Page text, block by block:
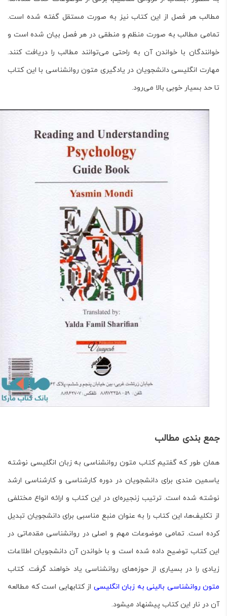
مطالب هر فصل از این کتاب نیز به صورت مستقل گفته شده است.
تمامی مطالب به صورت منظم و منطقی در هر فصل بیان شده است و
خوانندگان با خواندن آن به راحتی می‌توانند مطالب را دریافت کنند.
مهارت انگلیسی دانشجویان در یادگیری متون روانشناسی با این کتاب
تا حد بسیار خوبی بالا می‌رود.
جمع بندی مطالب
همان طور که گفتیم کتاب متون روانشناسی به زبان انگلیسی نوشته
یاسمین مندی برای دانشجویان در دوره کارشناسی و کارشناسی ارشد
نوشته شده است. ترتیب زنجیره‌ای در این کتاب و ارائه انواع مختلفی
از تکلیف‌ها، این کتاب را به عنوان منبع مناسبی برای دانشجویان تبدیل
کرده است. تمامی موضوعات مهم و اصلی در روانشناسی مقدماتی در
این کتاب توضیح داده شده است و با خواندن آن دانشجویان اطلاعات
زیادی را در بسیاری از حوزه‌های روانشناسی یاد خواهند گرفت. کتاب
متون روانشناسی بالینی به زبان انگلیسی از کتاب­هایی است که مطالعه
آن در نار این کتاب پیشنهاد می­شود.